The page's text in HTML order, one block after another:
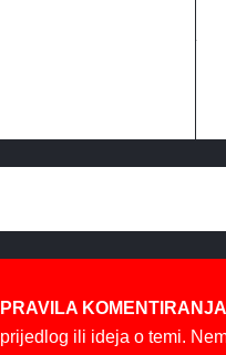
PRAVILA KOMENTIRANJA
prijedlog ili ideja o temi.